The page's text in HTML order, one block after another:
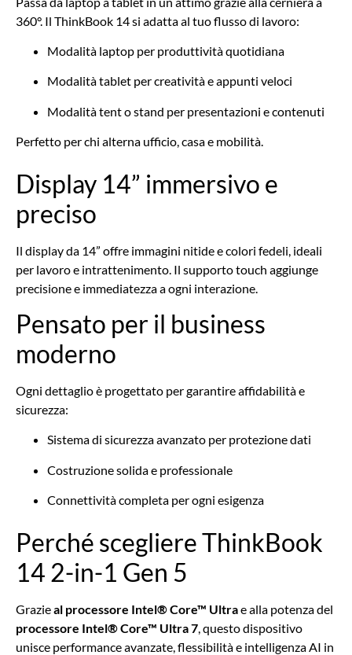
360°. Il ThinkBook 14 si adatta al tuo flusso di lavoro:
Modalità laptop per produttività quotidiana
Modalità tablet per creatività e appunti veloci
Modalità tent o stand per presentazioni e contenuti
Perfetto per chi alterna ufficio, casa e mobilità.
Display 14” immersivo e
preciso
Il display da 14” offre immagini nitide e colori fedeli, ideali
per lavoro e intrattenimento. Il supporto touch aggiunge
precisione e immediatezza a ogni interazione.
Pensato per il business
moderno
Ogni dettaglio è progettato per garantire affidabilità e
sicurezza:
Sistema di sicurezza avanzato per protezione dati
Costruzione solida e professionale
Connettività completa per ogni esigenza
Perché scegliere ThinkBook
14 2-in-1 Gen 5
Grazieal processore Intel® Core™ Ultrae alla potenza del
processore Intel® Core™ Ultra 7 , questo dispositivo
unisce performance avanzate, flessibilità e intelligenza AI in